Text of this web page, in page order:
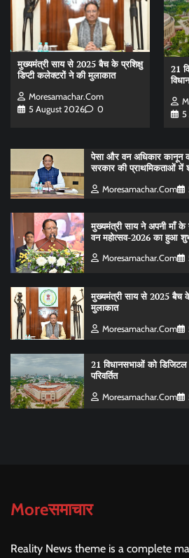
मुख्यमंत्री साय से 2025 बैच के प्रशिक्षु
डिप्टी कलेक्टरों ने की मुलाकात
Moresamachar.com
5 August 2026
0
21
5
पेसा और वन अधिकार कानून
सरकार की प्राथमिकताओं में
Moresamachar.com
मुख्यमंत्री साय ने अपनी माँ के
वन महोत्सव-2026 का हुआ
Moresamachar.com
मुख्यमंत्री साय से 2025 बैच के
मुलाकात
Moresamachar.com
21 विधानसभाओं को डिजिटल
परिवर्तित
Moresamachar.com
Moreसमाचार
Reality News theme is a complete